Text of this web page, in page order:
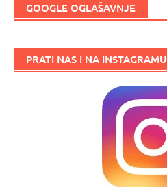
GOOGLE OGLAŠAVNJE
PRATI NAS I NA INSTAGRAMU